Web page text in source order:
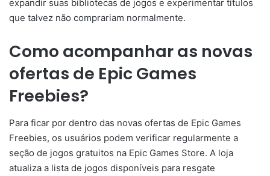
expandir suas bibliotecas de jogos e experimentar títulos
que talvez não comprariam normalmente.
Como acompanhar as novas
ofertas de Epic Games
Freebies?
Para ficar por dentro das novas ofertas de Epic Games
Freebies, os usuários podem verificar regularmente a
seção de jogos gratuitos na Epic Games Store. A loja
atualiza a lista de jogos disponíveis para resgate